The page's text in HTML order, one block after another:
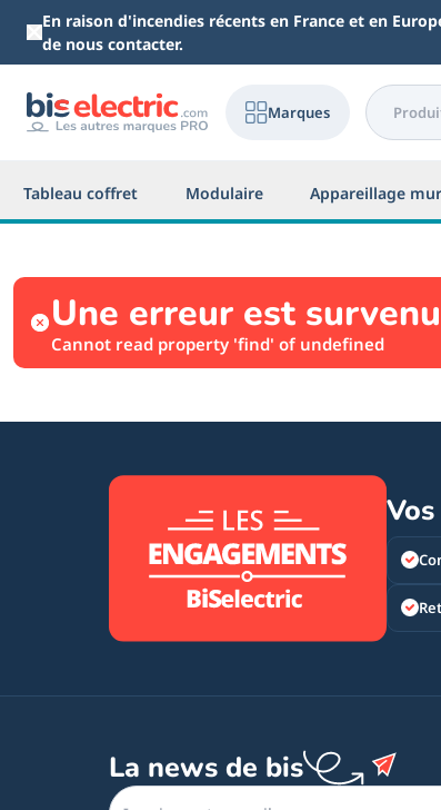
Aller au contenu principal
En raison d'incendies récents en France et en
de nous contacter.
Marques
Tableau coffret Modulaire Appareillage
Une erreur est
Cannot read property 'find' of undefined
La news de bis